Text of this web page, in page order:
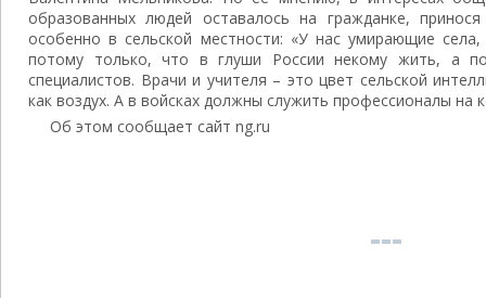
образованных людей оставалось на гражданке, принося
особенно в сельской местности: «У нас умирающие
потому только, что в глуши России некому жить, а
специалистов. Врачи и учителя – это цвет сельской
как воздух. А в войсках должны служить профессионалы на
Об этом сообщает сайт ng.ru